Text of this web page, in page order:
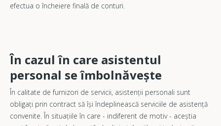
efectua o încheiere finală de conturi.
În cazul în care asistentul
personal se îmbolnăvește
În calitate de furnizori de servicii, asistenții personali sunt
obligați prin contract să își îndeplinească serviciile de asistență
convenite. În situațiile în care - indiferent de motiv - aceștia